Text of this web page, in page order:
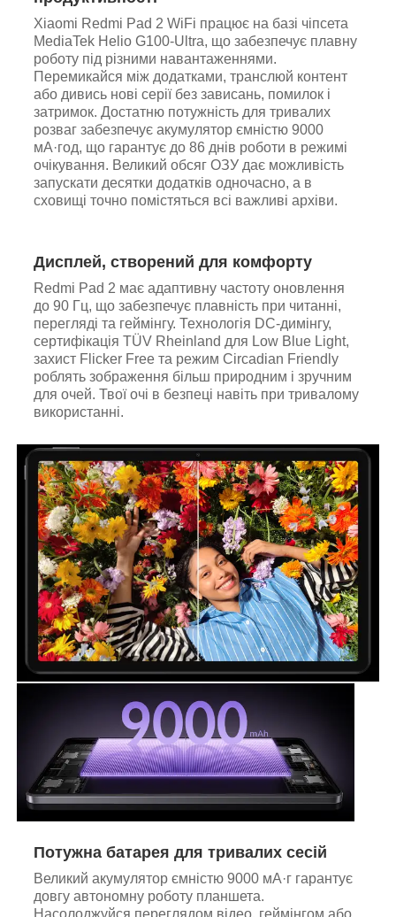
Xiaomi Redmi Pad 2 WiFi працює на базі чіпсета
MediaTek Helio G100-Ultra, що забезпечує плавну
роботу під різними навантаженнями.
Перемикайся між додатками, транслюй контент
або дивись нові серії без зависань, помилок і
затримок. Достатню потужність для тривалих
розваг забезпечує акумулятор ємністю 9000
мА·год, що гарантує до 86 днів роботи в режимі
очікування. Великий обсяг ОЗУ дає можливість
запускати десятки додатків одночасно, а в
сховищі точно помістяться всі важливі архіви.
Дисплей, створений для комфорту
Redmi Pad 2 має адаптивну частоту оновлення
до 90 Гц, що забезпечує плавність при читанні,
перегляді та геймінгу. Технологія DC-димінгу,
сертифікація TÜV Rheinland для Low Blue Light,
захист Flicker Free та режим Circadian Friendly
роблять зображення більш природним і зручним
для очей. Твої очі в безпеці навіть при тривалому
використанні.
Потужна батарея для тривалих сесій
Великий акумулятор ємністю 9000 мА·г гарантує
довгу автономну роботу планшета.